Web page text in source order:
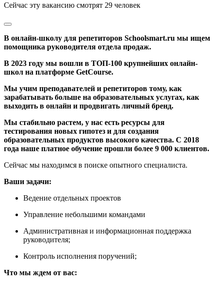
Сейчас эту вакансию смотрят 29 человек
В онлайн-школу для репетиторов Schoolsmart.ru мы ищем
помощника руководителя отдела продаж.
В 2023 году мы вошли в ТОП-100 крупнейших онлайн-
школ на платформе GetCourse.
Мы учим преподавателей и репетиторов тому, как
зарабатывать больше на образовательных услугах, как
выходить в онлайн и продвигать личный бренд.
Мы стабильно растем, у нас есть ресурсы для
тестирования новых гипотез и для создания
образовательных продуктов высокого качества. С 2018
года наше платное обучение прошли более 9 000 клиентов.
Сейчас мы находимся в поиске опытного специалиста.
Ваши задачи:
Ведение отдельных проектов
Управление небольшими командами
Административная и информационная поддержка
руководителя;
Контроль исполнения поручений;
Что мы ждем от вас: